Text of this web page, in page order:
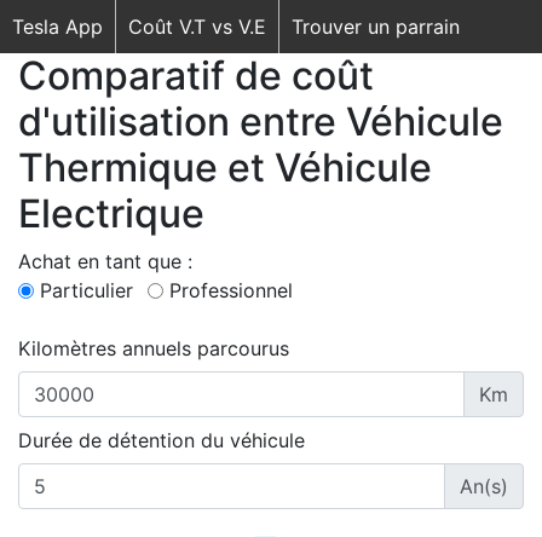
Tesla App Coût V.T vs V.E Trouver un parrain
Comparatif de coût
d'utilisation entre Véhicule
Thermique et Véhicule
Electrique
Achat en tant que :
Particulier
Professionnel
Kilomètres annuels parcourus
Km
Durée de détention du véhicule
An(s)